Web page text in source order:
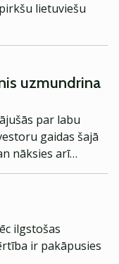
lietuviešu
uzmundrina
par labu
gaidas šajā
nāksies arī
ilgstošas
ir pakāpusies